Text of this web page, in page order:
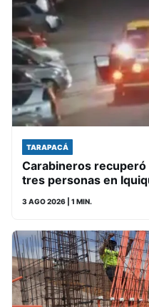
TARAPACÁ
Carabineros
tres personas en
3 AGO 2026 | 1 MIN.